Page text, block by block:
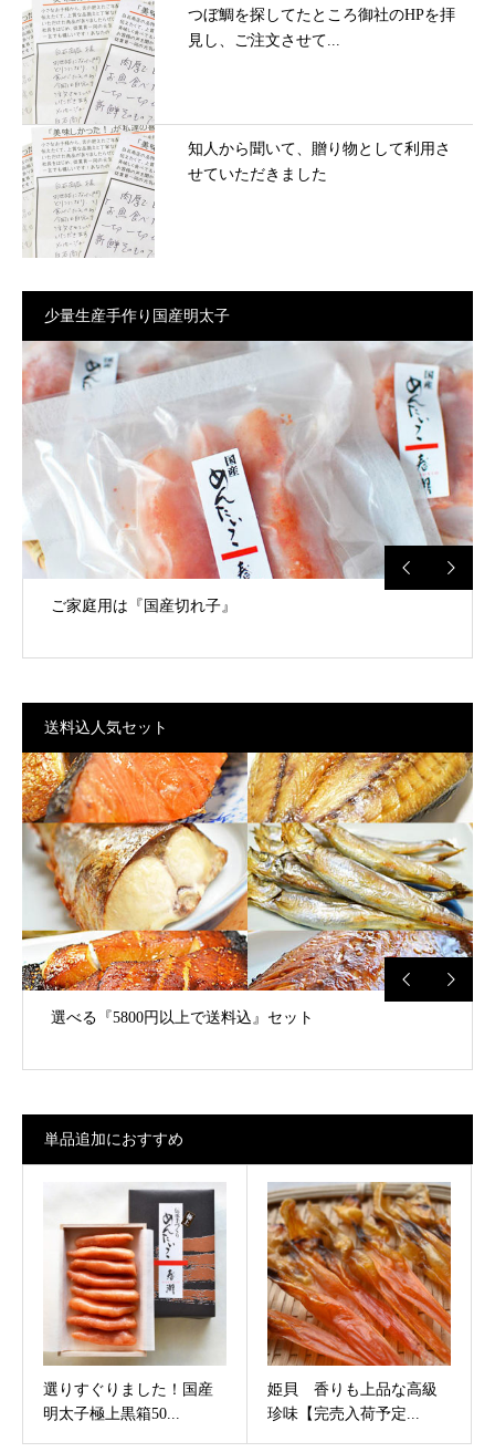
つぼ鯛を探してたところ御社のHPを拝
見し、ご注文させて...
知人から聞いて、贈り物として利用さ
せていただきました
少量生産手作り国産明太子
ご家庭用は『国産切れ子』
送料込人気セット
選べる『5800円以上で送料込』セット
単品追加におすすめ
選りすぐりました！国産
明太子極上黒箱50...
姫貝 香りも上品な高級
珍味【完売入荷予定...